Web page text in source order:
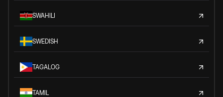
SWAHILI
SWEDISH
TAGALOG
TAMIL